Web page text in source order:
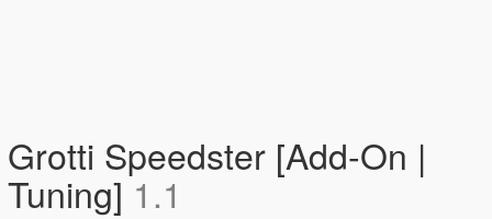
Grotti Speedster [Add-On |
Tuning]1.1